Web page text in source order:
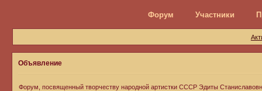
Форум Участники
Объявление
Форум, посвященный творчеству народной артистки СССР Эдиты